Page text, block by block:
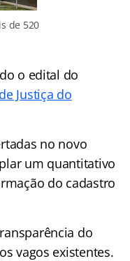
de 520
o edital do
Justiça do
no novo
um quantitativo
do cadastro
do
vagos existentes.